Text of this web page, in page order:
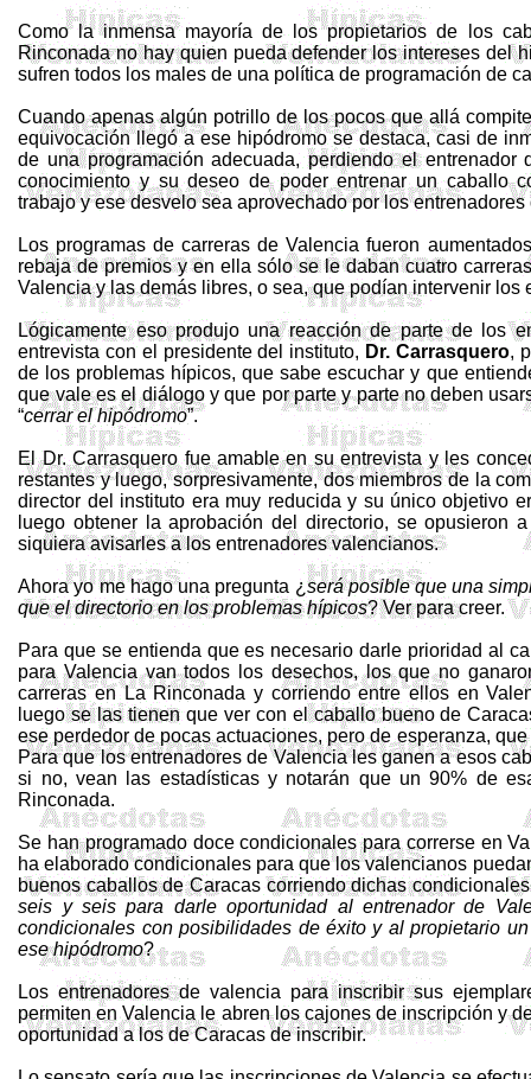
Como la inmensa mayoría de los propietarios de los
Rinconada no hay quien pueda defender los intereses del
sufren todos los males de una política de programación de
Cuando apenas algún potrillo de los pocos que allá
equivocación llegó a ese hipódromo se destaca, casi de
de una programación adecuada, perdiendo el
conocimiento y su deseo de poder entrenar un caballo
trabajo y ese desvelo sea aprovechado por los
Los programas de carreras de Valencia fueron
rebaja de premios y en ella sólo se le daban cuatro
Valencia y las demás libres, o sea, que podían intervenir los
Lógicamente eso produjo una reacción de parte de los
entrevista con el presidente del instituto, Dr. Carrasquero,
de los problemas hípicos, que sabe escuchar y que
que vale es el diálogo y que por parte y parte no deben
“cerrar el hipódromo”.
El Dr.Carrasquerofue amable en su entrevista y les
restantes y luego, sorpresivamente, dos miembros de la
director del instituto era muy reducida y su único objetivo
luego obtener la aprobación del directorio, se opusieron
siquiera avisarles a los entrenadores valencianos.
Ahora yo me hago una pregunta ¿será posible que una
que el directorio en los problemas hípicos? Ver para creer.
Para que se entienda que es necesario darle prioridad al
para Valencia van todos los desechos, los que no
carreras en La Rinconada y corriendo entre ellos en
luego se las tienen que ver con el caballo bueno de
ese perdedor de pocas actuaciones, pero de esperanza, que
Para que los entrenadores de Valencia les ganen a esos
si no, vean las estadísticas y notarán que un 90% de
Rinconada.
Se han programado doce condicionales para correrse en
ha elaborado condicionales para que los valencianos
buenos caballos de Caracas corriendo dichas
seis y seis para darle oportunidad al entrenador de
condicionales con posibilidades de éxito y al propietario
ese hipódromo?
Los entrenadores de valencia para inscribir sus
permiten en Valencia le abren los cajones de inscripción y
oportunidad a los de Caracas de inscribir.